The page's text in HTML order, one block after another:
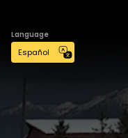
Language